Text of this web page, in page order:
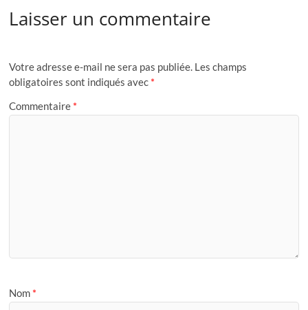
Laisser un commentaire
Votre adresse e-mail ne sera pas publiée. Les champs
obligatoires sont indiqués avec *
Commentaire *
Nom *